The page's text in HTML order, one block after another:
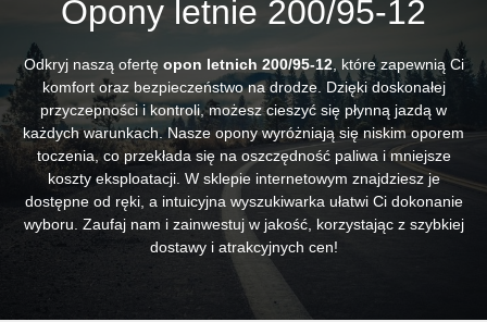
Opony letnie 200/95-12
Odkryj naszą ofertę opon letnich 200/95-12, które zapewnią Ci
komfort oraz bezpieczeństwo na drodze. Dzięki doskonałej
przyczepności i kontroli, możesz cieszyć się płynną jazdą w
każdych warunkach. Nasze opony wyróżniają się niskim oporem
toczenia, co przekłada się na oszczędność paliwa i mniejsze
koszty eksploatacji. W sklepie internetowym znajdziesz je
dostępne od ręki, a intuicyjna wyszukiwarka ułatwi Ci dokonanie
wyboru. Zaufaj nam i zainwestuj w jakość, korzystając z szybkiej
dostawy i atrakcyjnych cen!